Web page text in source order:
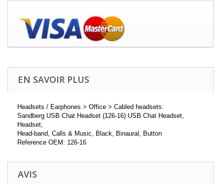
EN SAVOIR PLUS
Headsets / Earphones > Office > Cabled headsets:
Sandberg USB Chat Headset (126-16) USB Chat Headset,
Headset,
Head-band, Calls & Music, Black, Binaural, Button
Reference OEM: 126-16
AVIS